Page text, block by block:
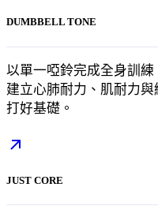
DUMBBELL TONE
以單一啞鈴完成全身訓
建立心肺耐力、肌耐力
打好基礎。
JUST CORE